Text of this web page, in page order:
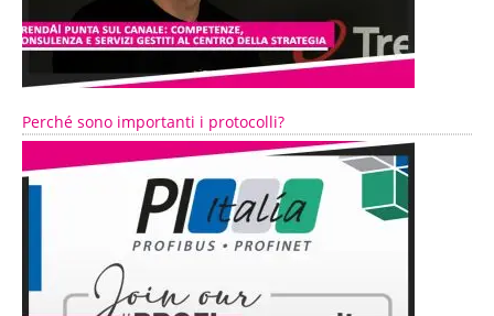
Perché sono importanti i protocolli?